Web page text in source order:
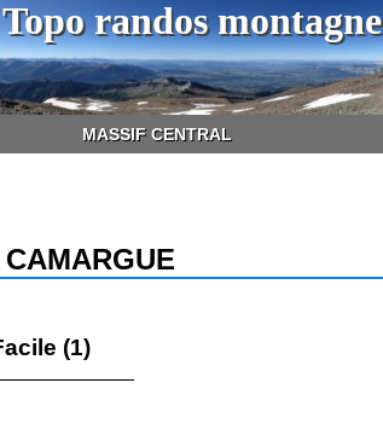
Topo randos montagne
MASSIF CENTRAL
(1)